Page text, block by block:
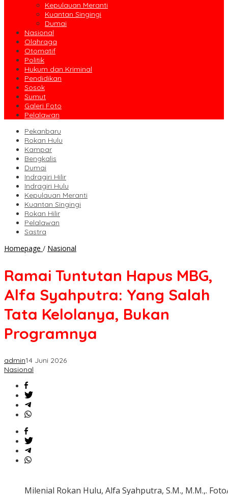
Kepulauan Meranti
Kuantan Singingi
Dumai
Nasional
Olahraga
Otomatif
Politik
Hukum dan Kriminal
Pendidikan
Sosok
Sumut
Galeri Foto
Pelalawan
Pekanbaru
Rokan Hulu
Kampar
Bengkalis
Dumai
Indragiri Hilir
Indragiri Hulu
Kepulauan Meranti
Kuantan Singingi
Rokan Hilir
Pelalawan
Sastra
Homepage / Nasional
MBG,
Syahputra:
Yang
Salah
Kelolanya,
Bukan
Ramai Tuntutan Hapus MBG,
Alfa Syahputra: Yang Salah
Tata Kelolanya, Bukan
Programnya
admin14 Juni 2026
Nasional
Milenial Rokan Hulu, Alfa Syahputra, S.M., M.M.,.